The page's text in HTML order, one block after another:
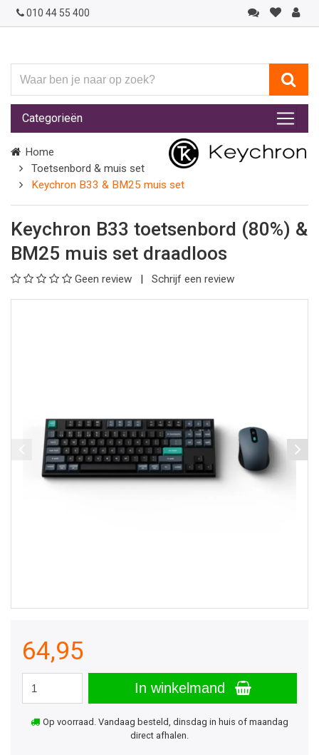
010 44 55 400
ben
je
naar
op
zoek?
Categorieën
Home
Toetsenbord & muis set
Keychron B33 & BM25 muis set
Keychron B33 toetsenbord (80%) &
BM25 muis set draadloos
Geen review Schrijf een review
64,95
In winkelmand
Op voorraad. Vandaag besteld, dinsdag in huis of maandag
direct afhalen.